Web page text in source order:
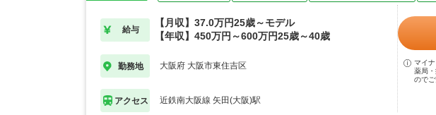
給与
【月収】37.0万円25歳～モデル
【年収】450万円～600万円25歳～40歳
勤務地 大阪府 大阪市東住吉区
アクセス 近鉄南大阪線 矢田(大阪)駅
マイ
薬局
のでご